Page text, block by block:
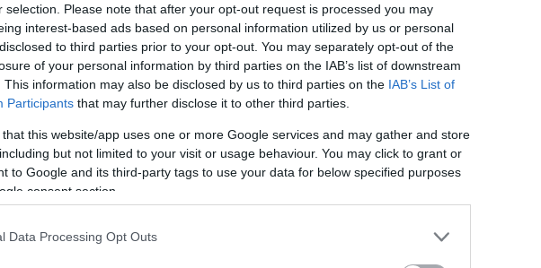
selection. Please note that after your opt-out request is processed you may
interest-based ads based on personal information utilized by us or personal
to third parties prior to your opt-out. You may separately opt-out of the
of your personal information by third parties on the IAB’s list of downstream
This information may also be disclosed by us to third parties on the IAB’s List of
Participants that may further disclose it to other third parties.
that this website/app uses one or more Google services and may gather and store
but not limited to your visit or usage behaviour. You may click to grant or
to Google and its third-party tags to use your data for below specified purposes
consent section.
Data Processing Opt Outs
A
világa
ránk nézve,
betegség formálta az
életüket, a szerelmesek
Tóth